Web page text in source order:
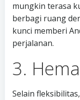
mungkin terasa
berbagi ruang
kunci memberi
perjalanan.
3.
Selain